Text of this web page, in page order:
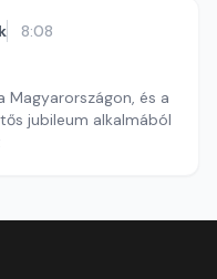
8:08
és a
jubileum alkalmából